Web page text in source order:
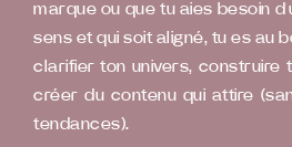
marque ou que tu aies besoin
sens et qui soit aligné, tu es au
clarifier ton univers, construire
créer du contenu qui attire
tendances).